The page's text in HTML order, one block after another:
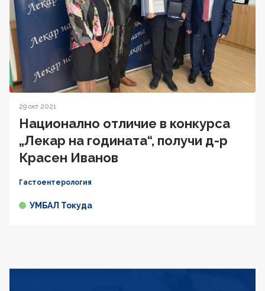
29 окт 2021
Национално отличие в конкурса
„Лекар на годината“, получи д-р
Красен Иванов
Гастоентерология
УМБАЛ Токуда